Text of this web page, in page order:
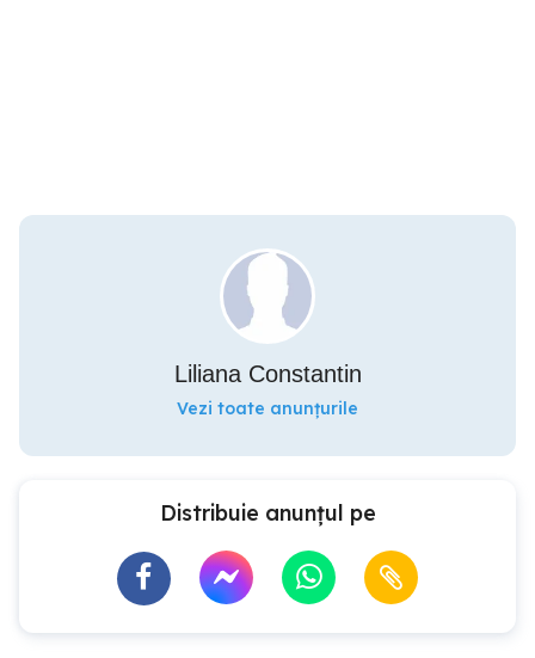
Liliana Constantin
Vezi toate anunțurile
Distribuie anunțul pe